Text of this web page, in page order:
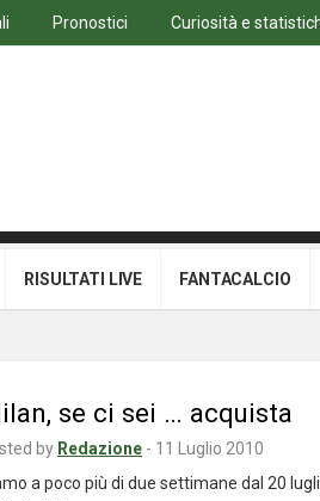
Pronostici Curiosità e
RISULTATI LIVE FANTACALCIO
se ci sei … acquista
by Redazione - 11 Luglio 2010
a poco più di due settimane dal 20